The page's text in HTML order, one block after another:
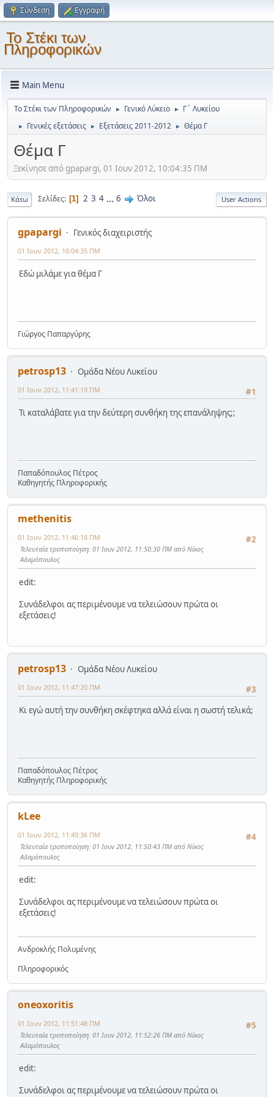
Σύνδεση Εγγραφή
Το Στέκι των
Πληροφορικών
Main Menu
Το Στέκι των Πληροφορικών ► Γενικό Λύκειο ► Γ΄ Λυκείου
► Γενικές εξετάσεις ► Εξετάσεις 2011-2012 ► Θέμα Γ
Θέμα Γ
Ξεκίνησε από gpapargi, 01 Ιουν 2012, 10:04:35 ΠΜ
Κάτω Σελίδες 1 2 3 4 ... 6 Όλοι User Actions
gpapargi Γενικός διαχειριστής
01 Ιουν 2012, 10:04:35 ΠΜ
Εδώ μιλάμε για θέμα Γ
Γιώργος Παπαργύρης
petrosp13
Ομάδα Νέου Λυκείου
#1
01 Ιουν 2012, 11:41:19 ΠΜ
Τι καταλάβατε για την δεύτερη συνθήκη της επανάληψης;;
Παπαδόπουλος Πέτρος
Καθηγητής Πληροφορικής
methenitis
#2
01 Ιουν 2012, 11:46:18 ΠΜ
Τελευταία τροποποίηση: 01 Ιουν 2012, 11:50:30 ΠΜ από Νίκος
Αδαμόπουλος
edit:
Συνάδελφοι ας περιμένουμε να τελειώσουν πρώτα οι
εξετάσεις!
petrosp13
Ομάδα Νέου Λυκείου
#3
01 Ιουν 2012, 11:47:20 ΠΜ
Κι εγώ αυτή την συνθήκη σκέφτηκα αλλά είναι η σωστή τελικά;
Παπαδόπουλος Πέτρος
Καθηγητής Πληροφορικής
kLee
#4
01 Ιουν 2012, 11:49:36 ΠΜ
Τελευταία τροποποίηση: 01 Ιουν 2012, 11:50:43 ΠΜ από Νίκος
Αδαμόπουλος
edit:
Συνάδελφοι ας περιμένουμε να τελειώσουν πρώτα οι
εξετάσεις!
Ανδροκλής Πολυμένης
Πληροφορικός
oneoxoritis
#5
01 Ιουν 2012, 11:51:48 ΠΜ
Τελευταία τροποποίηση: 01 Ιουν 2012, 11:52:26 ΠΜ από Νίκος
Αδαμόπουλος
edit:
Συνάδελφοι ας περιμένουμε να τελειώσουν πρώτα οι